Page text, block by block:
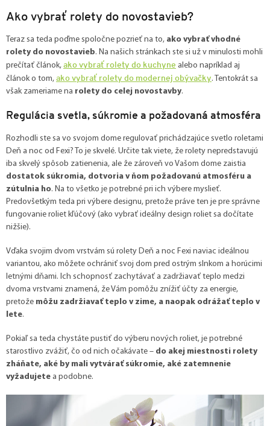
Ako vybrať rolety do novostavieb?
Teraz sa teda poďme spoločne pozrieť na to, ako vybrať vhodné
rolety do novostavieb. Na našich stránkach ste si už v minulosti mohli
prečítať článok, ako vybrať rolety do kuchyne alebo napríklad aj
článok o tom, ako vybrať rolety do modernej obývačky. Tentokrát sa
však zameriame na rolety do celej novostavby.
Regulácia svetla, súkromie a požadovaná atmosféra
Rozhodli ste sa vo svojom dome regulovať prichádzajúce svetlo roletami
Deň a noc od Fexi? To je skvelé. Určite tak viete, že rolety nepredstavujú
iba skvelý spôsob zatienenia, ale že zároveň vo Vašom dome zaistia
dostatok súkromia, dotvoria v ňom požadovanú atmosféru a
zútulnia ho. Na to všetko je potrebné pri ich výbere myslieť.
Predovšetkým teda pri výbere designu, pretože práve ten je pre správne
fungovanie roliet kľúčový (ako vybrať ideálny design roliet sa dočítate
nižšie).
Vďaka svojim dvom vrstvám sú rolety Deň a noc Fexi naviac ideálnou
variantou, ako môžete ochrániť svoj dom pred ostrým slnkom a horúcimi
letnými dňami. Ich schopnosť zachytávať a zadržiavať teplo medzi
dvoma vrstvami znamená, že Vám pomôžu znížiť účty za energie,
pretože môžu zadržiavať teplo v zime, a naopak odrážať teplo v
lete.
Pokiaľ sa teda chystáte pustiť do výberu nových roliet, je potrebné
starostlivo zvážiť, čo od nich očakávate – do akej miestnosti rolety
zháňate, aké by mali vytvárať súkromie, aké zatemnenie
vyžadujete a podobne.